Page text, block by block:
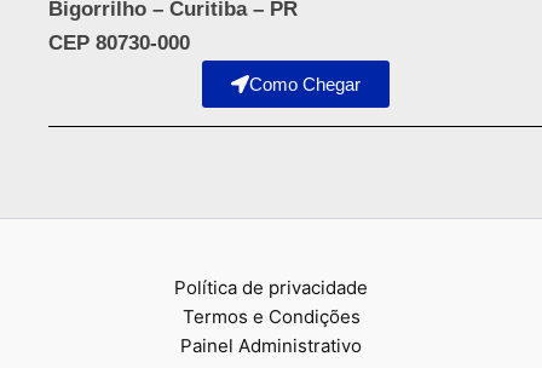
Bigorrilho – Curitiba – PR
CEP 80730-000
Como Chegar
Política de privacidade
Termos e Condições
Painel Administrativo